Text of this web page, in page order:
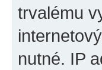
trvalému
nutné. IP